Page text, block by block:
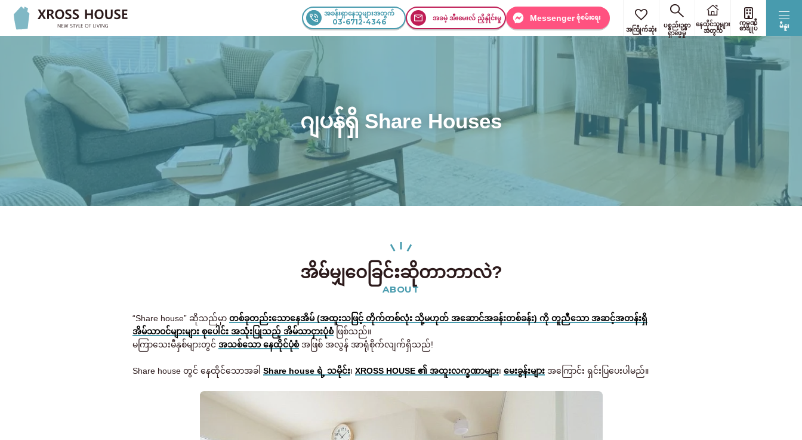
မီနူး
အခန်းရှာနေသူများအတွက်
03-6712-4346 အခမဲ့ အီးမေးလ် ညှိနှိုင်းမှု Messenger စုံစမ်းရေး
အကြိုက်ဆုံး
ပစ္စည်းဥစ္စာ
ရှာဖွေမှု
နေထိုင်သူများ
အတွက်
ကုမ္ပဏီ
စာချုပ်
ဂျပန်ရှိ Share Houses
အိမ်မျှဝေခြင်းဆိုတာဘာလဲ?
ABOUT
“Share house” ဆိုသည်မှာ တစ်ခုတည်းသောနေအိမ် (အထူးသဖြင့် တိုက်တစ်လုံး သို့မဟုတ် အဆောင်အခန်းတစ်ခန်း) ကို တူညီသော အဆင့်အတန်းရှိ
အိမ်သာဝင်များများ စုပေါင်း အသုံးပြုသည့် အိမ်သာငှားပုံစံဖြစ်သည်။
မကြာသေးမီနှစ်များတွင် အသစ်သော နေထိုင်ပုံစံအဖြစ် အလွန် အာရုံစိုက်လျက်ရှိသည်!
Share house တွင် နေထိုင်သောအခါ Share house ရဲ့ သမိုင်း၊ XROSS HOUSE ၏ အထူးလက္ခဏာများ၊ မေးခွန်းများ အကြောင်း ရှင်းပြပေးပါမည်။